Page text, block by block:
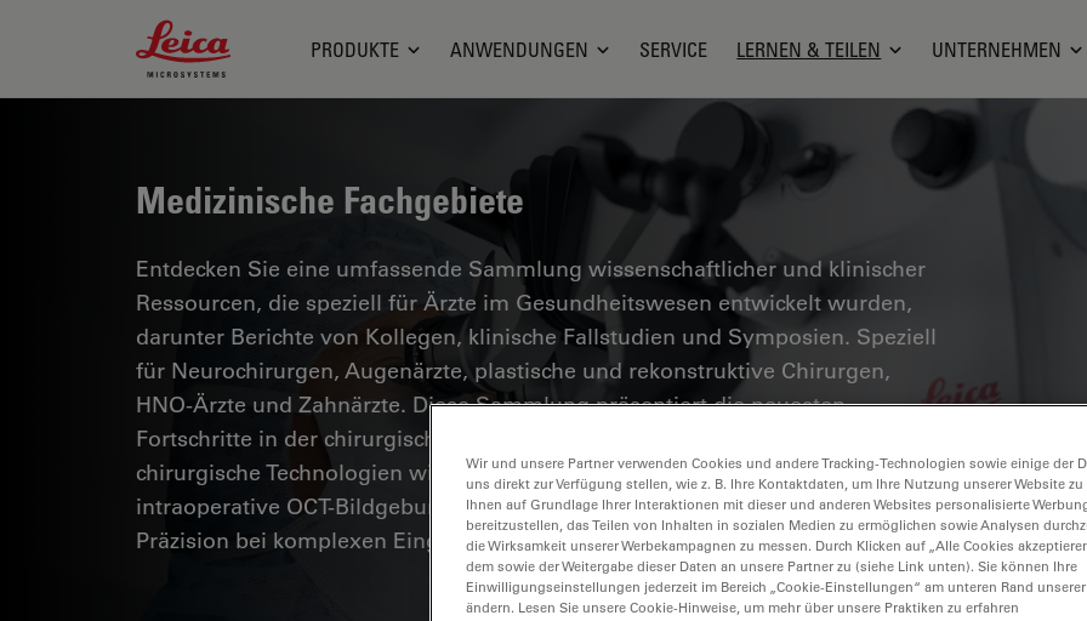
Leica Microsystems Logo
PRODUKTE ANWENDUNGEN SERVICE LERNEN & TEILEN UNTERNEHMEN
Medizinische Fachgebiete
Entdecken Sie eine umfassende Sammlung wissenschaftlicher und klinischer
Ressourcen, die speziell für Ärzte im Gesundheitswesen entwickelt wurden,
darunter Berichte von Kollegen, klinische Fallstudien und Symposien. Speziell
für Neurochirurgen, Augenärzte, plastische und rekonstruktive Chirurgen,
HNO-Ärzte und Zahnärzte. Diese Sammlung präsentiert die neuesten
Fortschritte in der chirurgischen Mikroskopie. Entdecken Sie, wie modernste
chirurgische Technologien wie AR-Fluoreszenz, 3D-Visualisierung und
intraoperative OCT-Bildgebung eine sichere Entscheidungsfindung und
Präzision bei komplexen Eingriffen ermöglichen.
Wir und unsere Partner verwenden Cookies und andere Tracking-Technologien sowie einige der
uns direkt zur Verfügung stellen, wie z. B. Ihre Kontaktdaten, um Ihre Nutzung unserer Website zu
Ihnen auf Grundlage Ihrer Interaktionen mit dieser und anderen Websites personalisierte
bereitzustellen, das Teilen von Inhalten in sozialen Medien zu ermöglichen sowie Analysen
die Wirksamkeit unserer Werbekampagnen zu messen. Durch Klicken auf „Alle Cookies
dem sowie der Weitergabe dieser Daten an unsere Partner zu (siehe Link unten). Sie können Ihre
Einwilligungseinstellungen jederzeit im Bereich „Cookie-Einstellungen“ am unteren Rand
ändern. Lesen Sie unsere Cookie-Hinweise, um mehr über unsere Praktiken zu erfahren